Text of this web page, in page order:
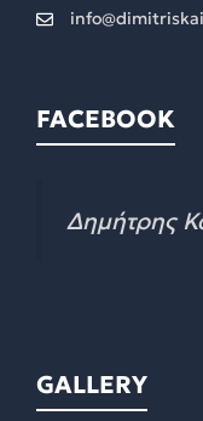
FACEBOOK
Δημήτρης
GALLERY